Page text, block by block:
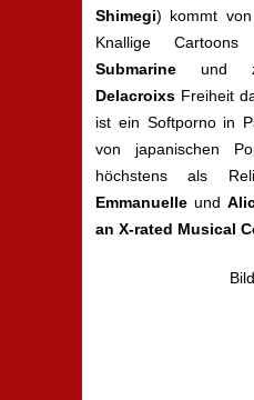
Shimegi) kommt von
Knallige
Submarine und
Delacroixs Freiheit
ist ein Softporno in
von japanischen
höchstens als
Emmanuelle und
an X-rated Musical